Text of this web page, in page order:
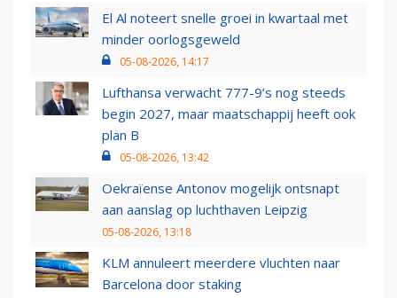
El Al noteert snelle groei in kwartaal met
minder oorlogsgeweld
05-08-2026, 14:17
Lufthansa verwacht 777-9’s nog steeds
begin 2027, maar maatschappij heeft ook
plan B
05-08-2026, 13:42
Oekraïense Antonov mogelijk ontsnapt
aan aanslag op luchthaven Leipzig
05-08-2026, 13:18
KLM annuleert meerdere vluchten naar
Barcelona door staking